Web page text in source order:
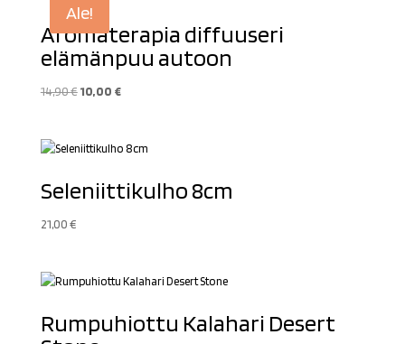
Ale!
Aromaterapia diffuuseri
elämänpuu autoon
14,90€ Alkuperäinen
14,90 €.
10,00 €Nykyinen
10,00 €.
Seleniittikulho 8cm
21,00€
Rumpuhiottu Kalahari Desert